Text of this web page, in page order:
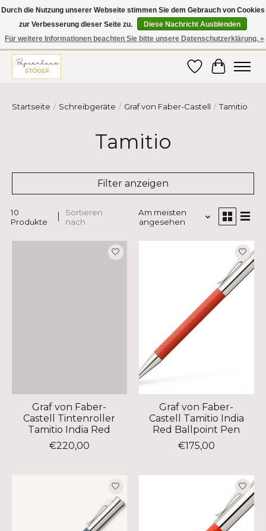
Hier finden Sie hochwertige Produkte im Bereich Schule, Büro, Papier,
Schreiben und vieles mehr! Erhalten Sie Ihre Bestellung bequem nach
Hause oder ins Büro geliefert!
Wunschzettel
Ihr
Startseite / Schreibgeräte / Graf von Faber-Castell / Tamitio
Tamitio
Filter anzeigen
10
Produkte
Sortieren
nach
Am meisten
angesehen
Graf von Faber-
Castell Tintenroller
Tamitio India Red
€220,00
Graf von Faber-
Castell Tamitio India
Red Ballpoint Pen
€175,00
Durch die Nutzung unserer Webseite stimmen Sie dem Gebrauch von Cookies
zur Verbesserung dieser Seite zu.
Diese Nachricht Ausblenden
Für weitere Informationen beachten Sie bitte unsere Datenschutzerklärung. »